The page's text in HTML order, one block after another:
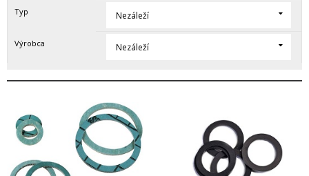
Typ Nezáleží
Výrobca Nezáleží